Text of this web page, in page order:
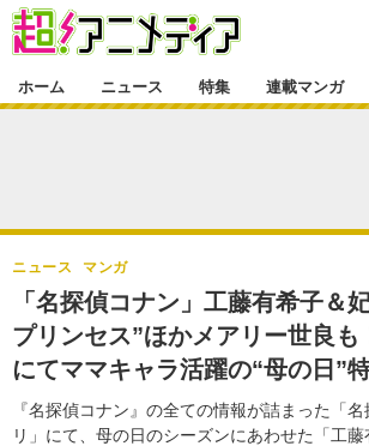
ゲーム・アプリ
グッズ
声優
舞台
特集一覧
ラキりす
連載マンガ
連載マンガ一覧
番組・動画
番組・動画一覧
動画
連載・ブログ
連載・ブログ一覧
編集部ブログ・お知らせ
ホーム ニュース 特集 連載マンガ
「名探偵コナン」工藤有希子＆
プリンセス”ほかメアリー世良も
にてママキャラ活躍の“母の日”
『名探偵コナン』の全ての情報が詰まった「
リ」にて、母の日のシーズンにあわせた「工
ニュース マンガ